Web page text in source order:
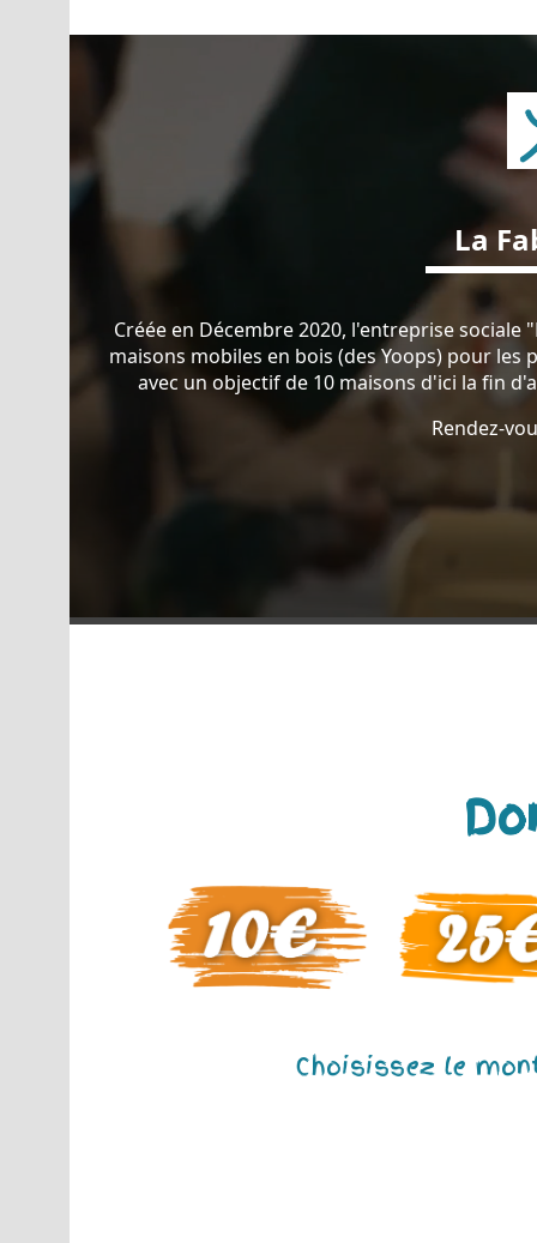
La
Créée en Décembre 2020, l'entreprise
maisons mobiles en bois (des Yoops) pour
avec un objectif de 10 maisons d'ici la fin
Rendez-
Choisissez le